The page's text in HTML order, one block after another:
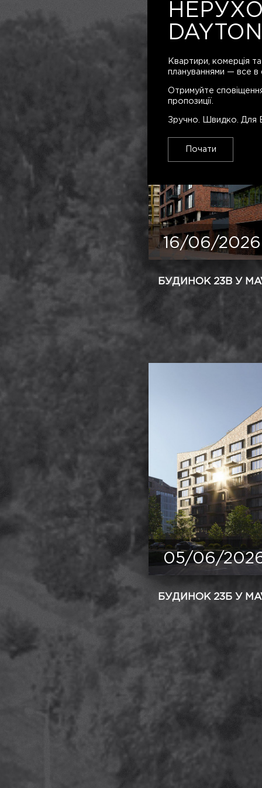
16/06/2026
БУДИНОК 23В У
05/06/
БУДИНОК 23Б У
Квартири, комерція
плануваннями — все в
Отримуйте
пропозиції.
Зручно. Швидко. Для
Почати